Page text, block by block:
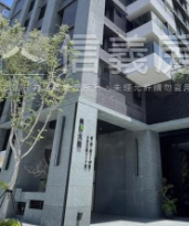
2025年2月區成件TOP2